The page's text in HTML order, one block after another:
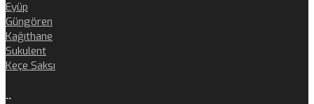
Eyüp
Güngören
Kağıthane
Sukulent
Keçe Saksı
..